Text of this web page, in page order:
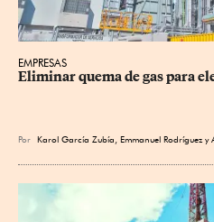
EMPRESAS
Eliminar quema de gas para
Por Karol García Zubía Emmanuel Rodríguez y